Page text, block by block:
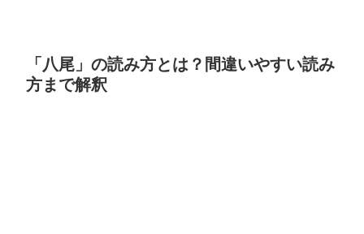
「八尾」の読み方とは？間違いやすい読み
方まで解釈